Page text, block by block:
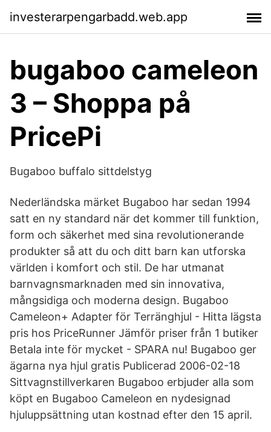
investerarpengarbadd.web.app
bugaboo cameleon
3 – Shoppa på
PricePi
Bugaboo buffalo sittdelstyg
Nederländska märket Bugaboo har sedan 1994
satt en ny standard när det kommer till funktion,
form och säkerhet med sina revolutionerande
produkter så att du och ditt barn kan utforska
världen i komfort och stil. De har utmanat
barnvagnsmarknaden med sin innovativa,
mångsidiga och moderna design. Bugaboo
Cameleon+ Adapter för Terränghjul - Hitta lägsta
pris hos PriceRunner Jämför priser från 1 butiker
Betala inte för mycket - SPARA nu! Bugaboo ger
ägarna nya hjul gratis Publicerad 2006-02-18
Sittvagnstillverkaren Bugaboo erbjuder alla som
köpt en Bugaboo Cameleon en nydesignad
hjuluppsättning utan kostnad efter den 15 april.